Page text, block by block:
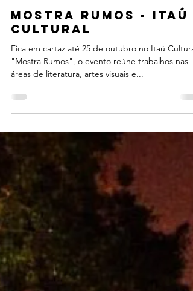
MOSTRA RUMOS - ITAÚ
CULTURAL
"Mostra Rumos", o evento reúne trabalhos nas
áreas de literatura, artes visuais e...